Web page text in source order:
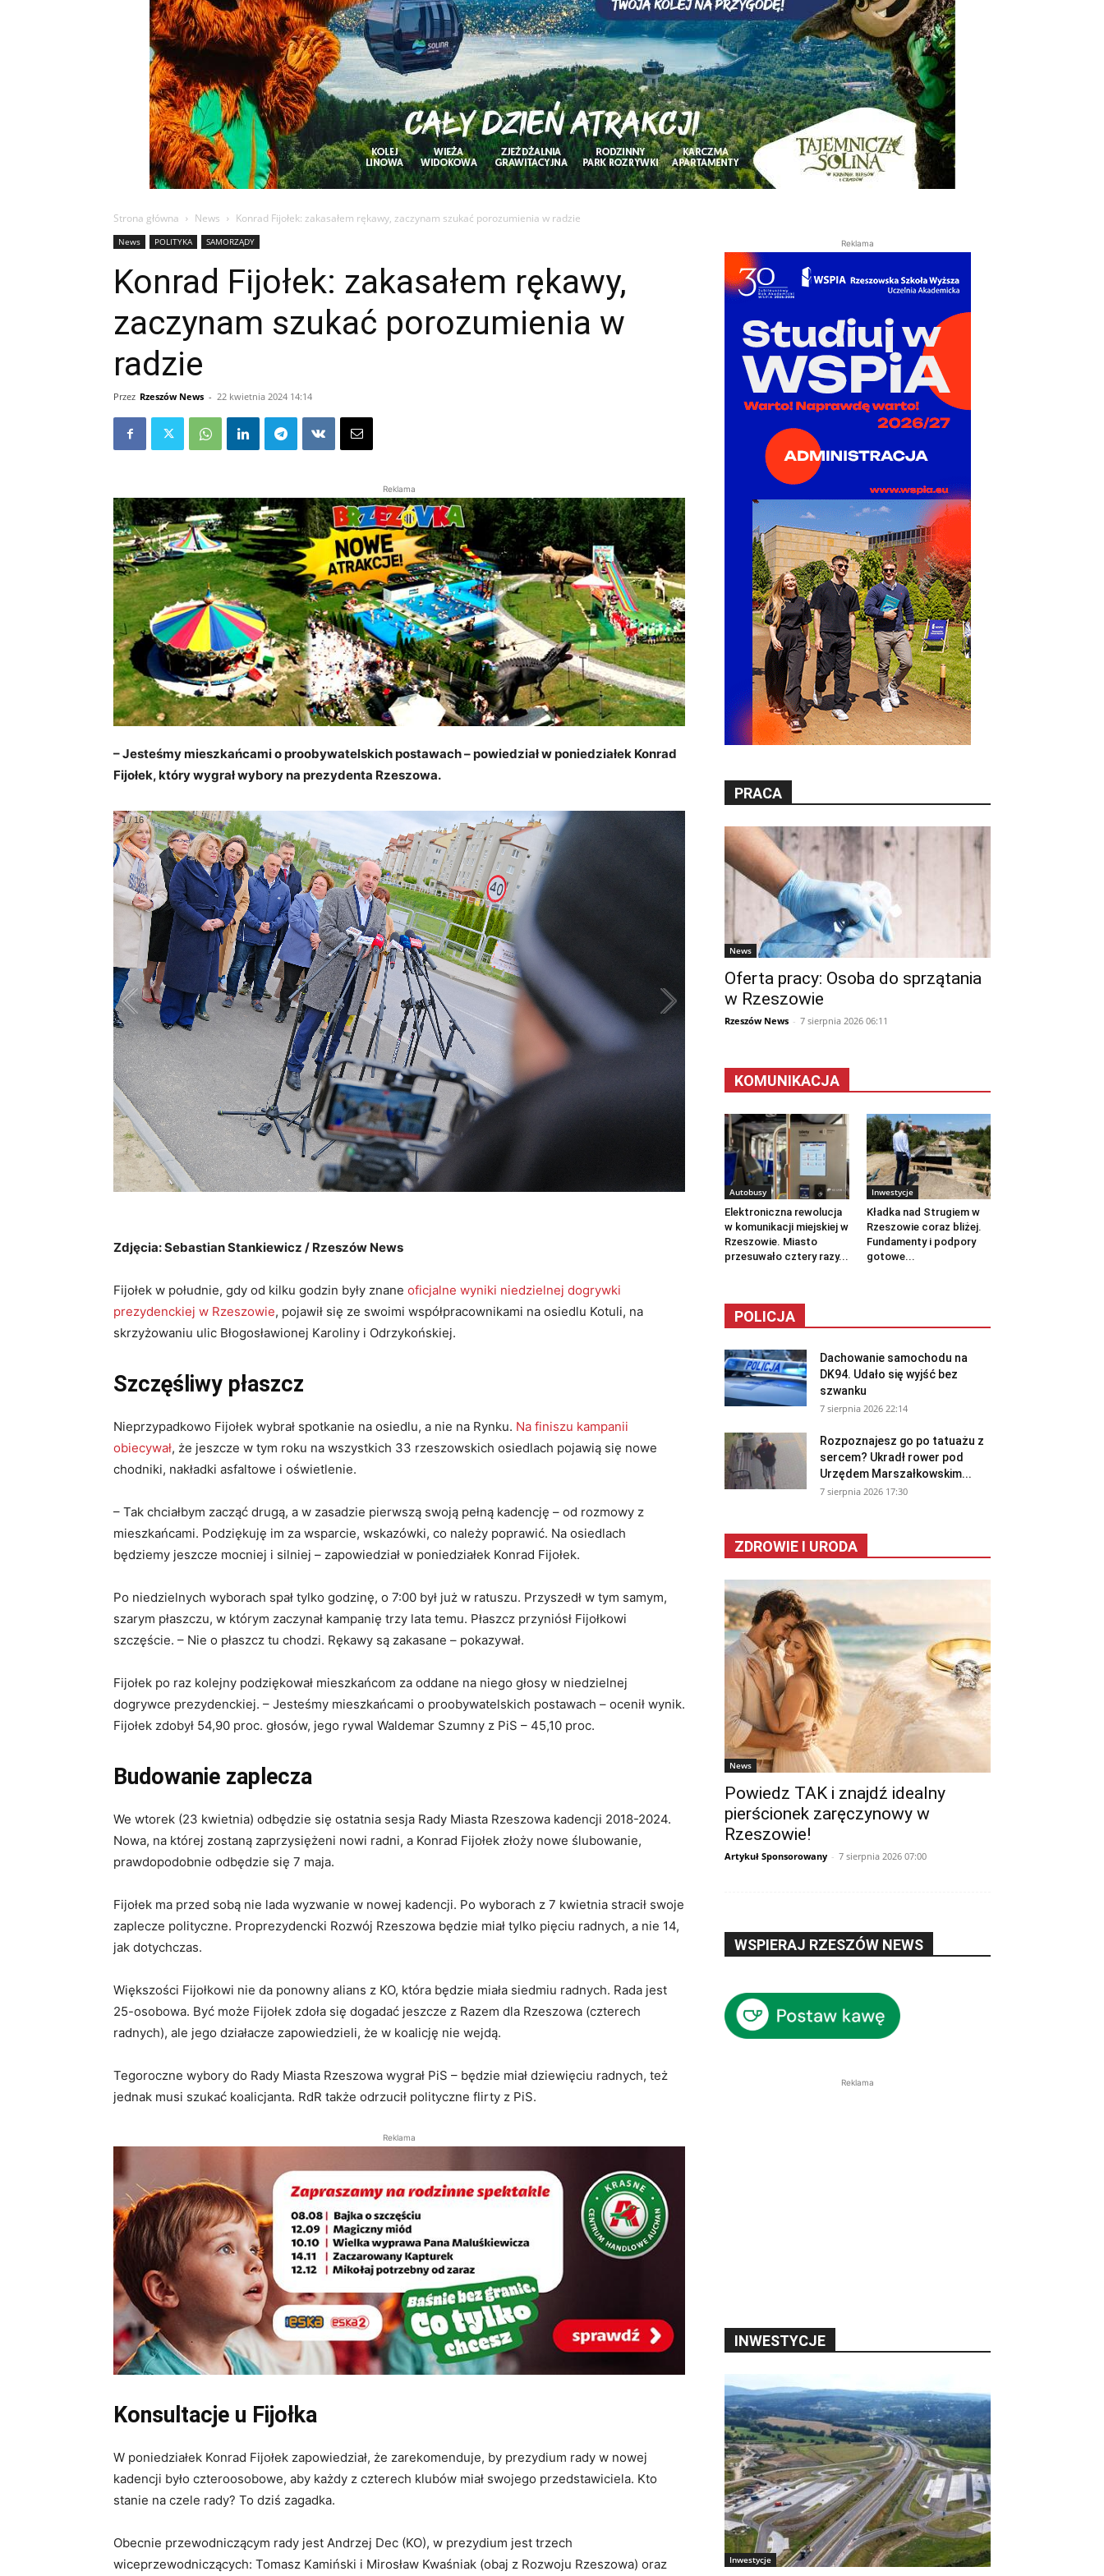
Strona główna News Konrad Fijołek: zakasałem rękawy, zaczynam szukać porozumienia w radzie
News POLITYKA SAMORZĄDY
Konrad Fijołek: zakasałem rękawy,
zaczynam szukać porozumienia w
radzie
Przez Rzeszów News - 22 kwietnia 2024 14:14
Reklama
– Jesteśmy mieszkańcami o proobywatelskich postawach – powiedział w poniedziałek Konrad
Fijołek, który wygrał wybory na prezydenta Rzeszowa.
Zdjęcia: Sebastian Stankiewicz / Rzeszów News
Fijołek w południe, gdy od kilku godzin były znane oficjalne wyniki niedzielnej dogrywki
prezydenckiej w Rzeszowie, pojawił się ze swoimi współpracownikami na osiedlu Kotuli, na
skrzyżowaniu ulic Błogosławionej Karoliny i Odrzykońskiej.
Szczęśliwy płaszcz
Nieprzypadkowo Fijołek wybrał spotkanie na osiedlu, a nie na Rynku. Na finiszu kampanii
obiecywał, że jeszcze w tym roku na wszystkich 33 rzeszowskich osiedlach pojawią się nowe
chodniki, nakładki asfaltowe i oświetlenie.
– Tak chciałbym zacząć drugą, a w zasadzie pierwszą swoją pełną kadencję – od rozmowy z
mieszkańcami. Podziękuję im za wsparcie, wskazówki, co należy poprawić. Na osiedlach
będziemy jeszcze mocniej i silniej – zapowiedział w poniedziałek Konrad Fijołek.
Po niedzielnych wyborach spał tylko godzinę, o 7:00 był już w ratuszu. Przyszedł w tym samym,
szarym płaszczu, w którym zaczynał kampanię trzy lata temu. Płaszcz przyniósł Fijołkowi
szczęście. – Nie o płaszcz tu chodzi. Rękawy są zakasane – pokazywał.
Fijołek po raz kolejny podziękował mieszkańcom za oddane na niego głosy w niedzielnej
dogrywce prezydenckiej. – Jesteśmy mieszkańcami o proobywatelskich postawach – ocenił wynik.
Fijołek zdobył 54,90 proc. głosów, jego rywal Waldemar Szumny z PiS – 45,10 proc.
Budowanie zaplecza
We wtorek (23 kwietnia) odbędzie się ostatnia sesja Rady Miasta Rzeszowa kadencji 2018-2024.
Nowa, na której zostaną zaprzysiężeni nowi radni, a Konrad Fijołek złoży nowe ślubowanie,
prawdopodobnie odbędzie się 7 maja.
Fijołek ma przed sobą nie lada wyzwanie w nowej kadencji. Po wyborach z 7 kwietnia stracił swoje
zaplecze polityczne. Proprezydencki Rozwój Rzeszowa będzie miał tylko pięciu radnych, a nie 14,
jak dotychczas.
Większości Fijołkowi nie da ponowny alians z KO, która będzie miała siedmiu radnych. Rada jest
25-osobowa. Być może Fijołek zdoła się dogadać jeszcze z Razem dla Rzeszowa (czterech
radnych), ale jego działacze zapowiedzieli, że w koalicję nie wejdą.
Tegoroczne wybory do Rady Miasta Rzeszowa wygrał PiS – będzie miał dziewięciu radnych, też
jednak musi szukać koalicjanta. RdR także odrzucił polityczne flirty z PiS.
Reklama
Konsultacje u Fijołka
W poniedziałek Konrad Fijołek zapowiedział, że zarekomenduje, by prezydium rady w nowej
kadencji było czteroosobowe, aby każdy z czterech klubów miał swojego przedstawiciela. Kto
stanie na czele rady? To dziś zagadka.
Obecnie przewodniczącym rady jest Andrzej Dec (KO), w prezydium jest trzech
wiceprzewodniczących: Tomasz Kamiński i Mirosław Kwaśniak (obaj z Rozwoju Rzeszowa) oraz
Reklama
PRACA
News
Oferta pracy: Osoba do sprzątania
w Rzeszowie
Rzeszów News - 7 sierpnia 2026 06:11
KOMUNIKACJA
Autobusy
Elektroniczna rewolucja
w komunikacji miejskiej w
Rzeszowie. Miasto
przesuwało cztery razy...
Inwestycje
Kładka nad Strugiem w
Rzeszowie coraz bliżej.
Fundamenty i podpory
gotowe...
POLICJA
Dachowanie samochodu na
DK94. Udało się wyjść bez
szwanku
7 sierpnia 2026 22:14
Rozpoznajesz go po tatuażu z
sercem? Ukradł rower pod
Urzędem Marszałkowskim...
7 sierpnia 2026 17:30
ZDROWIE I URODA
News
Powiedz TAK i znajdź idealny
pierścionek zaręczynowy w
Rzeszowie!
Artykuł Sponsorowany - 7 sierpnia 2026 07:00
WSPIERAJ RZESZÓW NEWS
Reklama
INWESTYCJE
Inwestycje